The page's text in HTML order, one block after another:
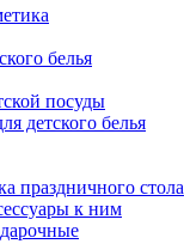
белья
посуды
детского белья
праздничного стола
к ним